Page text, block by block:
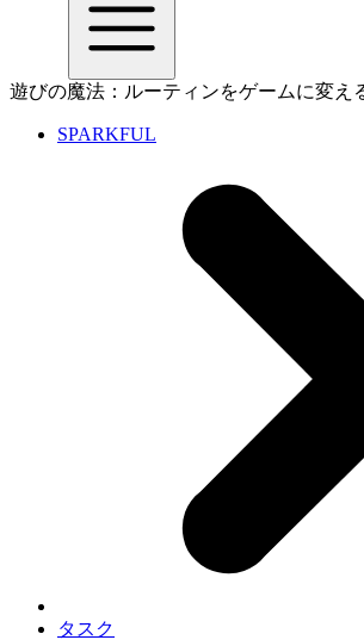
遊びの魔法：ルーティンをゲームに変え
SPARKFUL
タスク